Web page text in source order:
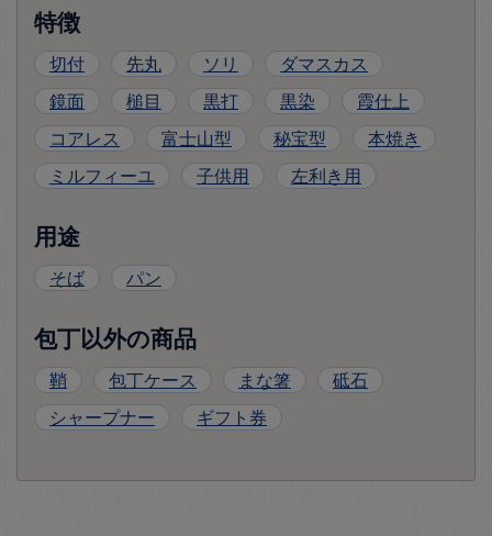
特徴
切付 先丸 ソリ
ダマスカス
鏡面
槌目 黒打 黒染
霞仕上
コアレス
富士山型 秘宝型
本焼き
ミルフィーユ
子供用 左利き用
用途
そば パン
包丁以外の商品
鞘 包丁ケース まな箸
砥石
シャープナー
ギフト券